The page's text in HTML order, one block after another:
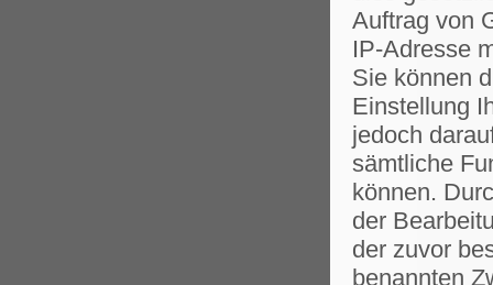
Auftrag von
IP-Adresse
Sie können
Einstellung
jedoch
sämtliche
können.
der
der zuvor
benannten